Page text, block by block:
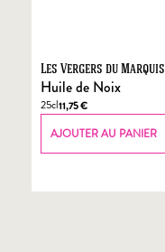
Les Vergers du Marquis
Huile de Noix
25cl11,75€
AJOUTER AU PANIER